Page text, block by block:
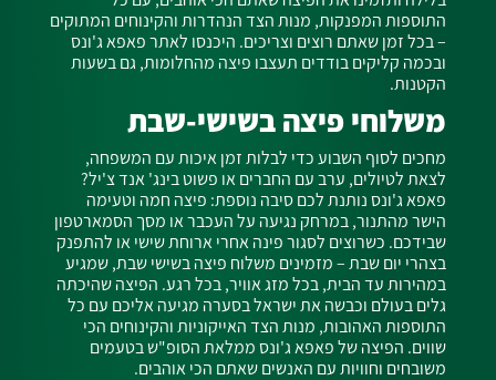
התוספות המפנקות, מנות הצד הנהדרות והקינוחים המתוקים
– בכל זמן שאתם רוצים וצריכים. היכנסו לאתר פאפא ג'ונס
ובכמה קליקים בודדים תעצבו פיצה מהחלומות, גם בשעות
הקטנות.
משלוחי פיצה בשישי-שבת
מחכים לסוף השבוע כדי לבלות זמן איכות עם המשפחה,
לצאת לטיולים, ערב עם החברים או פשוט בינג' אנד צ'יל?
פאפא ג'ונס נותנת לכם סיבה נוספת: פיצה חמה וטעימה
הישר מהתנור, במרחק נגיעה על העכבר או מסך הסמארטפון
שבידכם. כשרוצים לסגור פינה אחרי ארוחת שישי או להתפנק
בצהרי יום שבת – מזמינים משלוח פיצה בשישי שבת, שמגיע
במהירות עד הבית, בכל מזג אוויר, בכל רגע. הפיצה שהיכתה
גלים בעולם וכבשה את ישראל בסערה מגיעה אליכם עם כל
התוספות האהובות, מנות הצד האייקוניות והקינוחים הכי
שווים. הפיצה של פאפא ג'ונס ממלאת הסופ"ש בטעמים
משובחים וחוויות עם האנשים שאתם הכי אוהבים.